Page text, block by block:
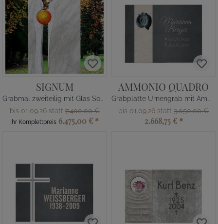
SIGNUM
Grabmal zweiteilig mit Glas Sonne
bis 01.09.26 statt7.400,00 €
Ihr Komplettpreis 6.475,00 € *
AMMONIO QUADRO
Grabplatte Urnengrab mit Ammonit
bis 01.09.26 statt 3.050,00 €
2.668,75 € *